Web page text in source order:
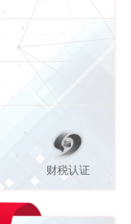
财税认证